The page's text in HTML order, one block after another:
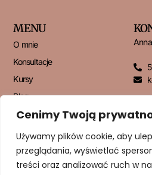
Cenimy Twoją
Używamy plików cookie, aby
przeglądania, wyświetlać
treści oraz analizować ruch w
MENU
O mnie
Konsultacje
Kursy
Blog
Kontakt
NEWSLETTER